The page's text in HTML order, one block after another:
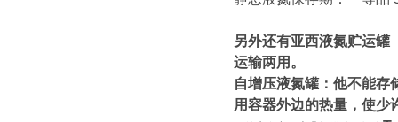
另外还有亚西液氮贮运罐
运输两用。
自增压液氮罐：他不能存
用容器外边的热量，使少